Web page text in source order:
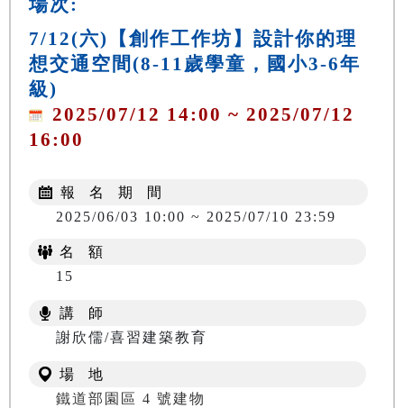
7/12(六)【創作工作坊】設計你的理
想交通空間(8-11歲學童，國小3-6年
級)
2025/07/12 14:00 ~ 2025/07/12
16:00
報 名 期 間
2025/06/03 10:00 ~ 2025/07/10 23:59
名 額
15
講 師
謝欣儒/喜習建築教育
場 地
鐵道部園區 4 號建物